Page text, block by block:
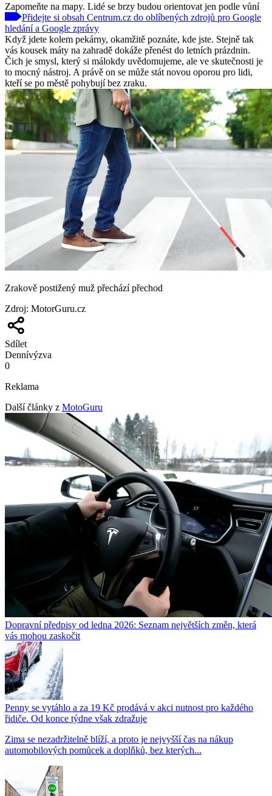
Zapomeňte na mapy. Lidé se brzy budou orientovat jen podle vůní
Přidejte si obsah Centrum.cz do oblíbených zdrojů pro Google
hledání a Google zprávy
Když jdete kolem pekárny, okamžitě poznáte, kde jste. Stejně tak
vás kousek máty na zahradě dokáže přenést do letních prázdnin.
Čich je smysl, který si málokdy uvědomujeme, ale ve skutečnosti je
to mocný nástroj. A právě on se může stát novou oporou pro lidi,
kteří se po městě pohybují bez zraku.
Zrakově postižený muž přechází přechod
Zdroj: MotorGuru.cz
Sdílet
Dennívýzva
0
Reklama
Další články z MotoGuru
Dopravní předpisy od ledna 2026: Seznam největších změn, která
vás mohou zaskočit
Penny se vytáhlo a za 19 Kč prodává v akci nutnost pro každého
řidiče. Od konce týdne však zdražuje
Zima se nezadržitelně blíží, a proto je nejvyšší čas na nákup
automobilových pomůcek a doplňků, bez kterých...